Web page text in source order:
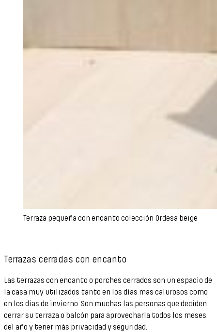
Terraza pequeña con encanto colección Ordesa beige
Terrazas cerradas con encanto
Las terrazas con encanto o porches cerrados son un espacio de
la casa muy utilizados tanto en los días más calurosos como
en los días de invierno. Son muchas las personas que deciden
cerrar su terraza o balcón para aprovecharla todos los meses
del año y tener más privacidad y seguridad.